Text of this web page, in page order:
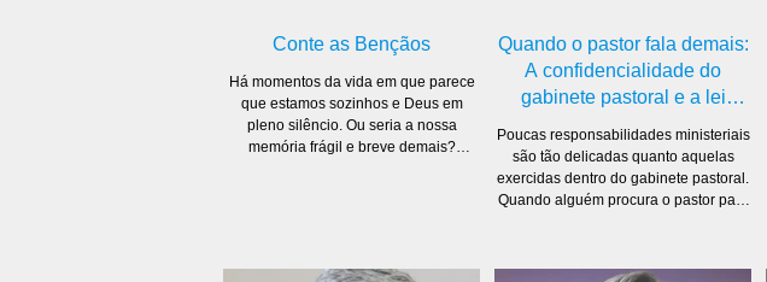
Conte as Bençãos
Há momentos da vida em que parece
que estamos sozinhos e Deus em
pleno silêncio. Ou seria a nossa
memória frágil e breve demais?
nunca muda. Mesmo que Deus não
Quando o pastor fala demais:
A confidencialidade do
gabinete pastoral e a lei
Poucas responsabilidades ministeriais
são tão delicadas quanto aquelas
exercidas dentro do gabinete pastoral.
Quando alguém procura o pastor para